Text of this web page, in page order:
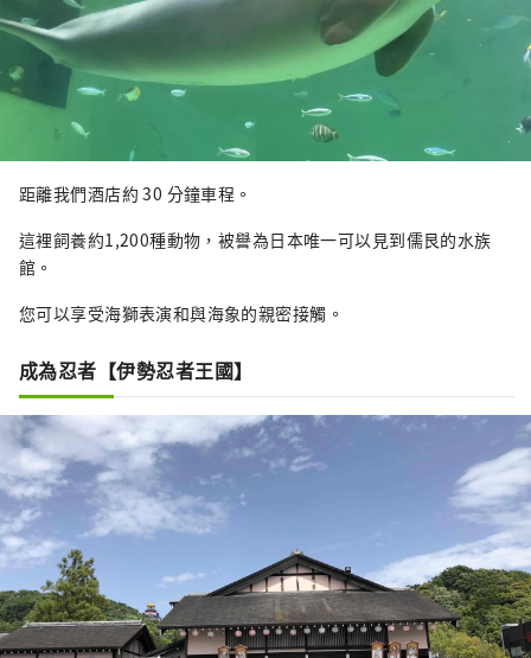
距離我們酒店約 30 分鐘車程。
這裡飼養約1,200種動物，被譽為日本唯一可以見到儒艮的水族
館。
您可以享受海獅表演和與海象的親密接觸。
成為忍者【伊勢忍者王國】